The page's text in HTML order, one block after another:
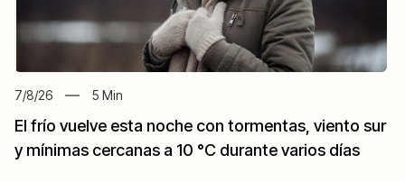
7/8/26 5 Min
El frío vuelve esta noche con tormentas, viento sur
y mínimas cercanas a 10 °C durante varios días